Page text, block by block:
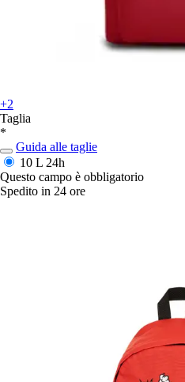
+2
Taglia
*
Guida alle taglie
10 L 24h
Questo campo è obbligatorio
Spedito in 24 ore